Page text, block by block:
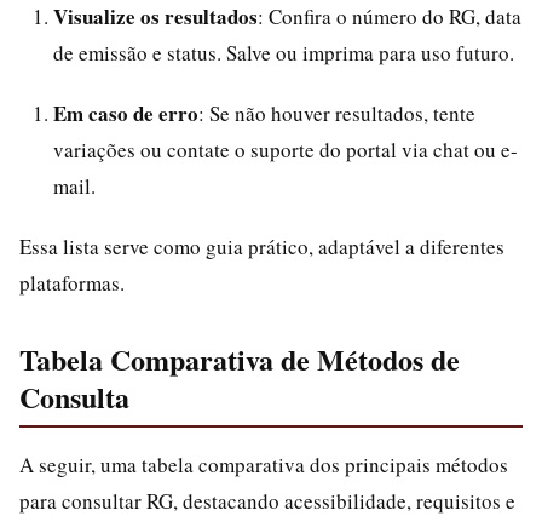
Visualize os resultados: Confira o número do RG, data
de emissão e status. Salve ou imprima para uso futuro.
Em caso de erro: Se não houver resultados, tente
variações ou contate o suporte do portal via chat ou e-
mail.
Essa lista serve como guia prático, adaptável a diferentes
plataformas.
Tabela Comparativa de Métodos de
Consulta
A seguir, uma tabela comparativa dos principais métodos
para consultar RG, destacando acessibilidade, requisitos e